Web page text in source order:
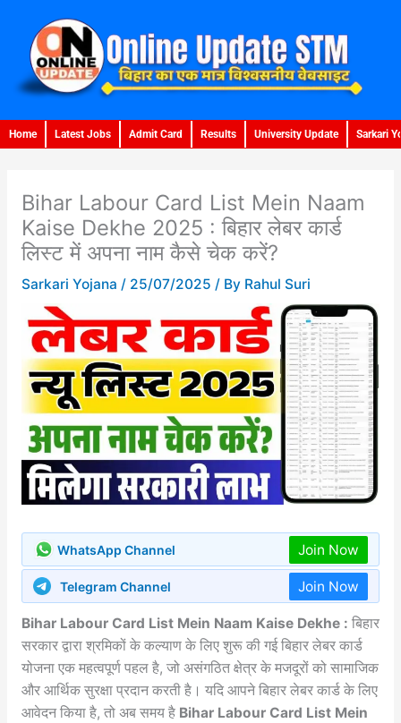
content
Home Latest Jobs Admit Card Results University Update Sarkari
Bihar Labour Card List Mein Naam
Kaise Dekhe 2025 : बिहार लेबर कार्ड
लिस्ट में अपना नाम कैसे चेक करें?
Sarkari Yojana / 25/07/2025 / By Rahul Suri
WhatsApp Channel Join Now
Telegram Channel Join Now
Bihar Labour Card List Mein Naam Kaise Dekhe : बिहार
सरकार द्वारा श्रमिकों के कल्याण के लिए शुरू की गई बिहार लेबर कार्ड
योजना एक महत्वपूर्ण पहल है, जो असंगठित क्षेत्र के मजदूरों को सामाजिक
और आर्थिक सुरक्षा प्रदान करती है। यदि आपने बिहार लेबर कार्ड के लिए
आवेदन किया है, तो अब समय है Bihar Labour Card List Mein